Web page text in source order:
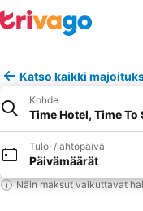
Katso kaikki
Kohde
Time Hotel, Time
Tulo-/lähtöpäivä
Päivämäärät
Näin maksut vaikuttavat